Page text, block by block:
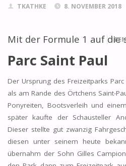
TKATHKE 8. NOVEMBER 2018
Mit der Formule 1 auf die
Parc Saint Paul
Der Ursprung des Freizeitparks
als am Rande des Örtchens Saint-
Ponyreiten, Bootsverleih und
später kaufte der Schausteller
Dieser stellte gut zwanzig
diesen unter seinem heute
übernahm der Sohn Gilles